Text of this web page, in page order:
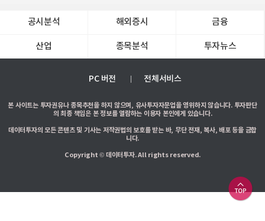
공시분석 해외증시 금융
산업 종목분석 투자뉴스
PC 버전 전체서비스
본 사이트는 투자권유나 종목추천을 하지 않으며, 유사투자자문업을 영위하지 않습니다. 투자판단
의 최종 책임은 본 정보를 열람하는 이용자 본인에게 있습니다.
데이터투자의 모든 콘텐츠 및 기사는 저작권법의 보호를 받는 바, 무단 전재, 복사, 배포 등을 금합
니다.
Copyright © 데이터투자. All rights reserved.